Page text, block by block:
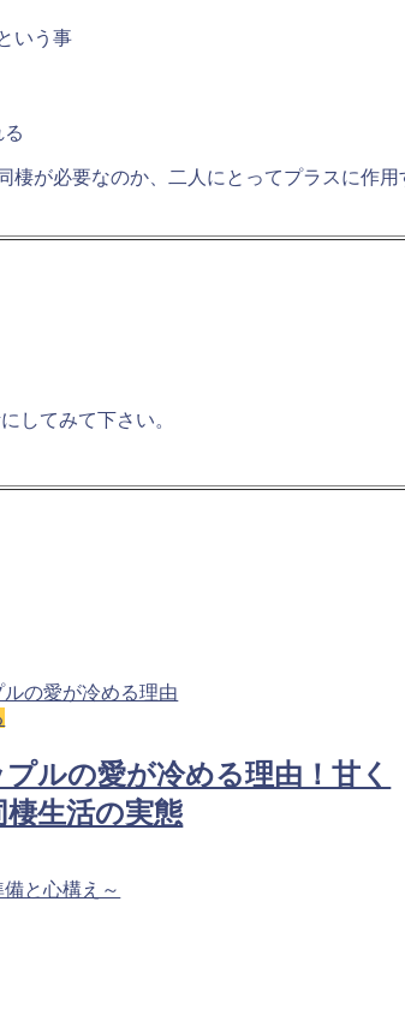
いう事
が必要なのか、 二人にとってプラスに作
してみて下さい。
プルの愛が冷める理由！甘く
生活の実態
と心構え～